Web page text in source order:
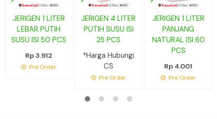
JERIGEN 1 LITER
LEBAR PUTIH
SUSU ISI 50 PCS
Rp 3.912
Pre Order
JERIGEN 4 LITER
PUTIH SUSU ISI
25 PCS
*Harga Hubungi
CS
Pre Order
JERIGEN 1 LITER
PANJANG
NATURAL ISI 60
PCS
Rp 4.001
Pre Order